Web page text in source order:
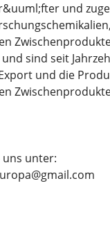
und
sind seit
und die
uns unter: